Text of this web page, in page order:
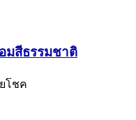
มสีธรรมชาติ
โชค